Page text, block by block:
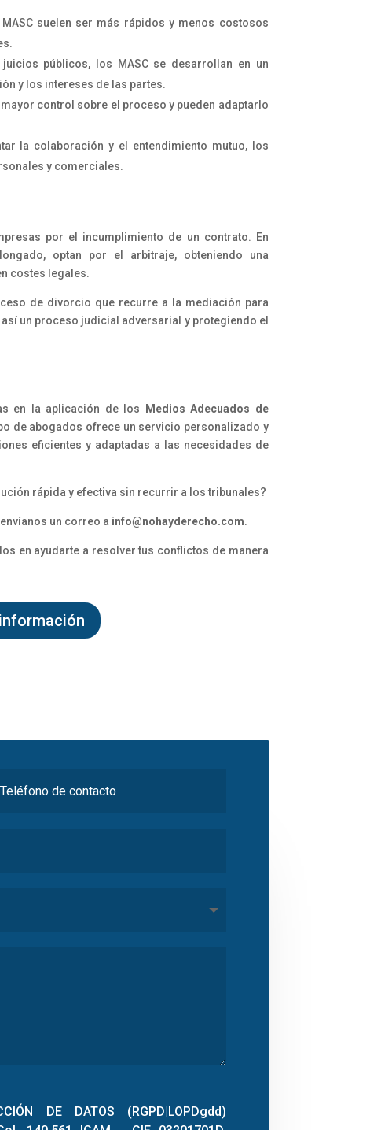
MASC suelen ser más rápidos y menos costosos
públicos, los MASC se desarrollan en un
y los intereses de las partes.
mayor control sobre el proceso y pueden adaptarlo
la colaboración y el entendimiento mutuo, los
y comerciales.
por el incumplimiento de un contrato. En
optan por el arbitraje, obteniendo una
costes legales.
de divorcio que recurre a la mediación para
un proceso judicial adversarial y protegiendo el
en la aplicación de los
Medios Adecuados de
de abogados ofrece un servicio personalizado y
eficientes y adaptadas a las necesidades de
rápida y efectiva sin recurrir a los tribunales?
un correo a info@nohayderecho.com.
en ayudarte a resolver tus conflictos de manera
DE DATOS (RGPD|LOPDgdd)